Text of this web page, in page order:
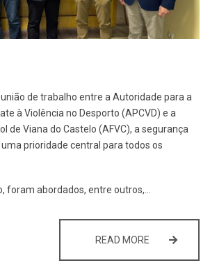
de trabalho entre a Autoridade para a
à Violência no Desporto (APCVD) e a
de Viana do Castelo (AFVC), a segurança
prioridade central para todos os
foram abordados, entre outros,…
READ MORE